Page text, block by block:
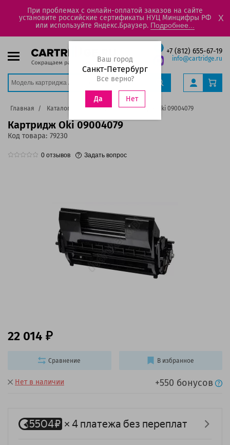
При проблемах с онлайн-оплатой заказов на сайте
установите российские сертификаты НУЦ Минцифры РФ
или используйте Яндекс.Браузер. Подробнее...
X
+7 (812) 655-67-19
info@cartridge.ru
Ваш город
Санкт-Петербург
Все верно?
Да Нет
Главная Каталог Картриджи Картридж Oki 09004079
Картридж Oki 09004079
Код товара: 79230
0 отзывов Задать вопрос
Нет в наличии +550 бонусов
22 014
Сравнение В избранное